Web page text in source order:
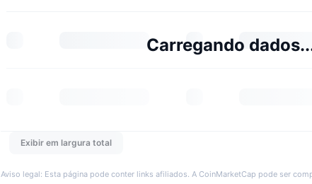
Carregando
Exibir em largura total
Aviso legal: Esta página pode conter links afiliados. A CoinMarketCap pode ser